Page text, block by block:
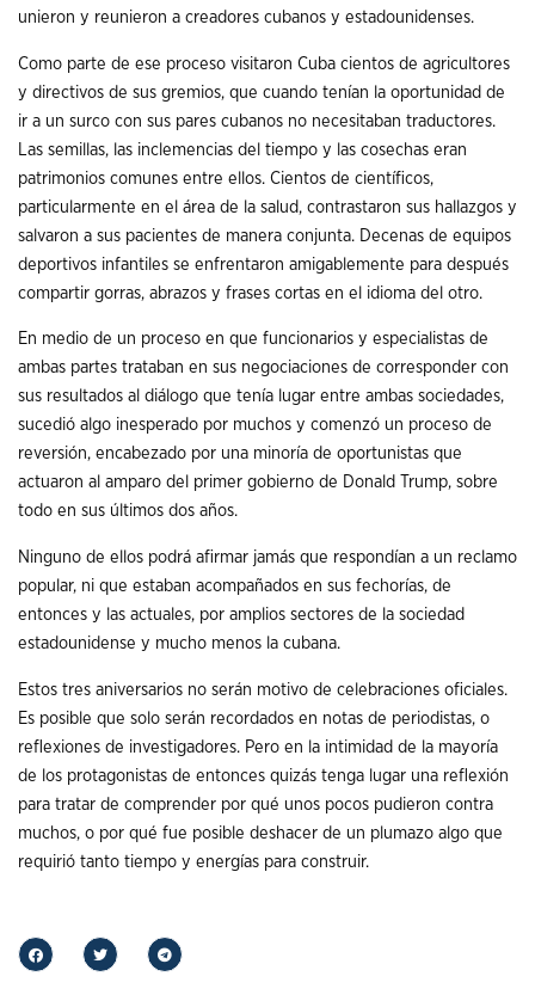
unieron y reunieron a creadores cubanos y estadounidenses.
Como parte de ese proceso visitaron Cuba cientos de agricultores
y directivos de sus gremios, que cuando tenían la oportunidad de
ir a un surco con sus pares cubanos no necesitaban traductores.
Las semillas, las inclemencias del tiempo y las cosechas eran
patrimonios comunes entre ellos. Cientos de científicos,
particularmente en el área de la salud, contrastaron sus hallazgos y
salvaron a sus pacientes de manera conjunta. Decenas de equipos
deportivos infantiles se enfrentaron amigablemente para después
compartir gorras, abrazos y frases cortas en el idioma del otro.
En medio de un proceso en que funcionarios y especialistas de
ambas partes trataban en sus negociaciones de corresponder con
sus resultados al diálogo que tenía lugar entre ambas sociedades,
sucedió algo inesperado por muchos y comenzó un proceso de
reversión, encabezado por una minoría de oportunistas que
actuaron al amparo del primer gobierno de Donald Trump, sobre
todo en sus últimos dos años.
Ninguno de ellos podrá afirmar jamás que respondían a un reclamo
popular, ni que estaban acompañados en sus fechorías, de
entonces y las actuales, por amplios sectores de la sociedad
estadounidense y mucho menos la cubana.
Estos tres aniversarios no serán motivo de celebraciones oficiales.
Es posible que solo serán recordados en notas de periodistas, o
reflexiones de investigadores. Pero en la intimidad de la mayoría
de los protagonistas de entonces quizás tenga lugar una reflexión
para tratar de comprender por qué unos pocos pudieron contra
muchos, o por qué fue posible deshacer de un plumazo algo que
requirió tanto tiempo y energías para construir.